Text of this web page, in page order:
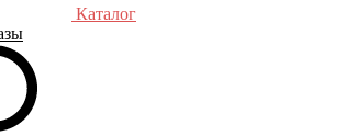
Каталог